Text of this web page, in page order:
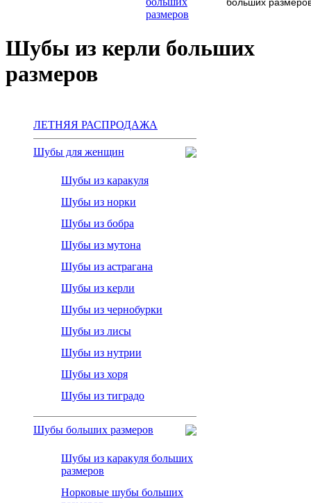
размеров
Шубы из керли больших
размеров
ЛЕТНЯЯ РАСПРОДАЖА
Шубы для женщин
Шубы из каракуля
Шубы из норки
Шубы из бобра
Шубы из мутона
Шубы из астрагана
Шубы из керли
Шубы из чернобурки
Шубы из лисы
Шубы из нутрии
Шубы из хоря
Шубы из тиградо
Шубы больших размеров
Шубы из каракуля больших
размеров
Норковые шубы больших